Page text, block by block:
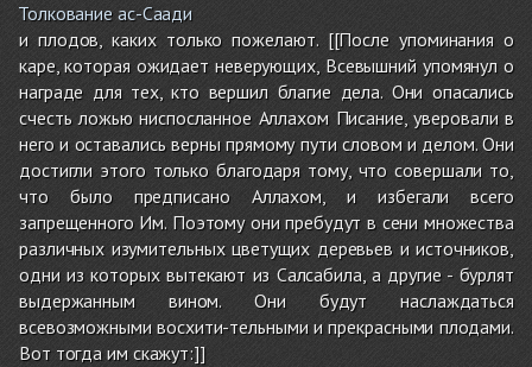
Толкование ас-Саади
и плодов, каких только пожелают. [[После упоминания о
каре, которая ожидает неверующих, Всевышний упомянул о
награде для тех, кто вершил благие дела. Они опасались
счесть ложью ниспосланное Аллахом Писание, уверовали в
него и оставались верны прямому пути словом и делом. Они
достигли этого только благодаря тому, что совершали то,
что было предписано Аллахом, и избегали всего
запрещенного Им. Поэтому они пребудут в сени множества
различных изумительных цветущих деревьев и источников,
одни из которых вытекают из Салсабила, а другие - бурлят
выдержанным вином. Они будут наслаждаться
всевозможными восхити-тельными и прекрасными плодами.
Вот тогда им скажут:]]